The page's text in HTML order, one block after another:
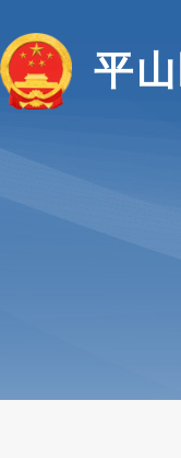
平